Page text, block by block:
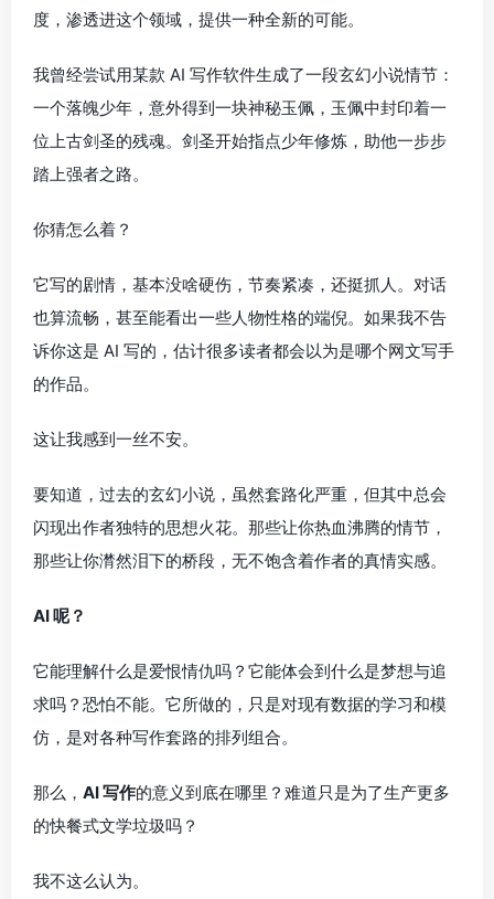
度，渗透进这个领域，提供一种全新的可能。
我曾经尝试用某款 AI 写作软件生成了一段玄幻小说情节：
一个落魄少年，意外得到一块神秘玉佩，玉佩中封印着一
位上古剑圣的残魂。剑圣开始指点少年修炼，助他一步步
踏上强者之路。
你猜怎么着？
它写的剧情，基本没啥硬伤，节奏紧凑，还挺抓人。对话
也算流畅，甚至能看出一些人物性格的端倪。如果我不告
诉你这是 AI 写的，估计很多读者都会以为是哪个网文写手
的作品。
这让我感到一丝不安。
要知道，过去的玄幻小说，虽然套路化严重，但其中总会
闪现出作者独特的思想火花。那些让你热血沸腾的情节，
那些让你潸然泪下的桥段，无不饱含着作者的真情实感。
AI 呢？
它能理解什么是爱恨情仇吗？它能体会到什么是梦想与追
求吗？恐怕不能。它所做的，只是对现有数据的学习和模
仿，是对各种写作套路的排列组合。
那么， AI 写作的意义到底在哪里？难道只是为了生产更多
的快餐式文学垃圾吗？
我不这么认为。